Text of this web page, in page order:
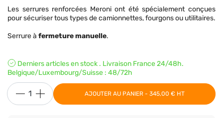
Les serrures renforcées Meroni ont été spécialement conçues
pour sécuriser tous types de camionnettes, fourgons ou utilitaires.
Serrure à fermeture manuelle.
Derniers articles en stock . Livraison France 24/48h.
Belgique/Luxembourg/Suisse : 48/72h
AJOUTER AU PANIER - 345,00 € HT